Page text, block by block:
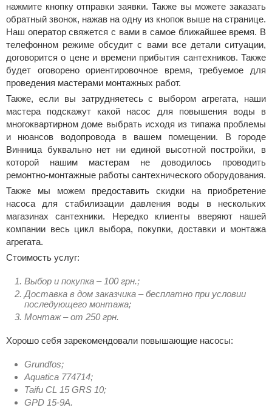
нажмите кнопку отправки заявки. Также вы можете заказать
обратный звонок, нажав на одну из кнопок выше на странице.
Наш оператор свяжется с вами в самое ближайшее время. В
телефонном режиме обсудит с вами все детали ситуации,
договорится о цене и времени прибытия сантехников. Также
будет оговорено ориентировочное время, требуемое для
проведения мастерами монтажных работ.
Также, если вы затрудняетесь с выбором агрегата, наши
мастера подскажут какой насос для повышения воды в
многоквартирном доме выбрать исходя из типажа проблемы
и нюансов водопровода в вашем помещении. В городе
Винница буквально нет ни единой высотной постройки, в
которой нашим мастерам не доводилось проводить
ремонтно-монтажные работы сантехнического оборудования.
Также мы можем предоставить скидки на приобретение
насоса для стабилизации давления воды в нескольких
магазинах сантехники. Нередко клиенты вверяют нашей
компании весь цикл выбора, покупки, доставки и монтажа
агрегата.
Стоимость услуг:
Выбор и покупка – 100 грн.;
Доставка в дом заказчика – бесплатно при условии
последующего монтажа;
Монтаж – от 250 грн.
Хорошо себя зарекомендовали повышающие насосы:
Grundfos;
Aquatica 774714;
Taifu CL 15 GRS 10;
GPD 15-9A.